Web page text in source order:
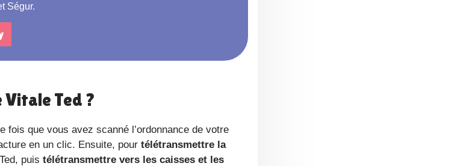
Ségur.
Vitale Ted ?
que vous avez scanné l’ordonnance de votre
en un clic. Ensuite, pour télétransmettre la
puis télétransmettre vers les caisses et les